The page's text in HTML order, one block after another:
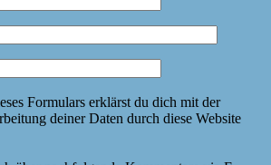
Formulars erklärst du dich mit der
deiner Daten durch diese Website